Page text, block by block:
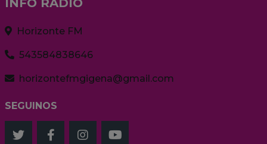
INFO RADIO
Horizonte FM
543584838646
horizontefmgigena@gmail.com
SEGUINOS